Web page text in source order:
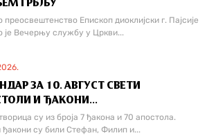
ГРБЉУ
Епископ диоклијски г. Пајсије
је Вечерњу службу у Цркви...
ЗА 10. АВГУСТ СВЕТИ
И ЂАКОНИ...
су из броја 7 ђакона и 70 апостола.
ђакони су били Стефан, Филип и...